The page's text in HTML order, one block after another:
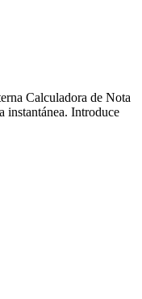
Calculadora de Nota
instantánea. Introduce